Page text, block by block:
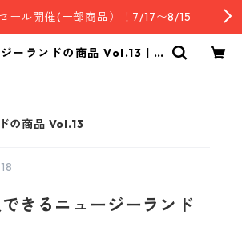
ール開催(一部商品）！7/17〜8/15
ーランドの商品 Vol.13 | n
の商品 Vol.13
きるニュージーランド